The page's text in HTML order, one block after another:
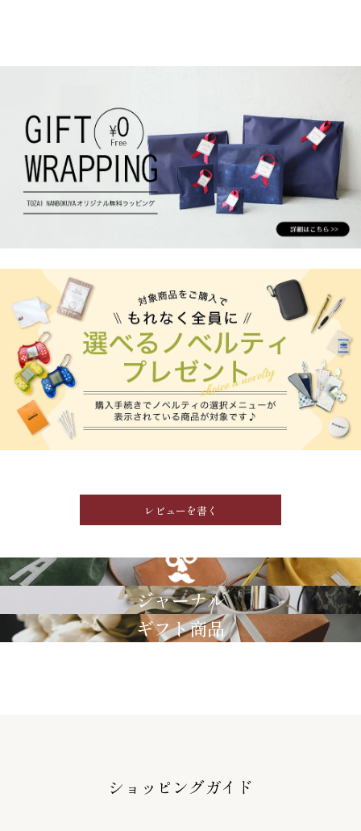
レビューを書く
GRIMM LAB
ジャーナル
ギフト商品
ショッピングガイド